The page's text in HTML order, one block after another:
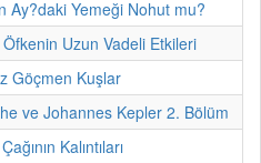
Ay?daki Yemeği Nohut mu?
Uzun Vadeli Etkileri
Göçmen Kuşlar
ve Johannes Kepler 2. Bölüm
Kalıntıları